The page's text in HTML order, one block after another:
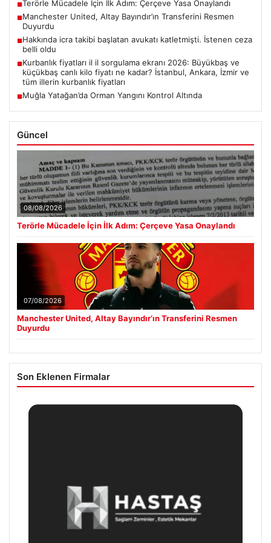
■Terörle Mücadele İçin İlk Adım: Çerçeve Yasa Onaylandı
■Manchester United, Altay Bayındır’ın Transferini Resmen
Duyurdu
■Hakkında icra takibi başlatan avukatı katletmişti. İstenen ceza
belli oldu
■Kurbanlık fiyatları il il sorgulama ekranı 2026: Büyükbaş ve
küçükbaş canlı kilo fiyatı ne kadar? İstanbul, Ankara, İzmir ve
tüm illerin kurbanlık fiyatları
■Muğla Yatağan’da Orman Yangını Kontrol Altında
Güncel
08/08/2026
Terörle Mücadele İçin İlk Adım: Çerçeve Yasa Onaylandı
07/08/2026
Manchester United, Altay Bayındır’ın Transferini Resmen
Duyurdu
Son Eklenen Firmalar